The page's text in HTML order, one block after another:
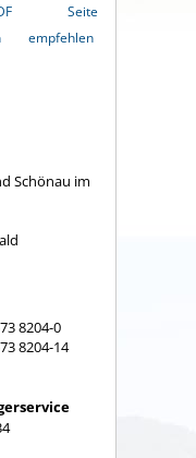
Seite
empfehlen
Schönau im
8204-0
8204-14